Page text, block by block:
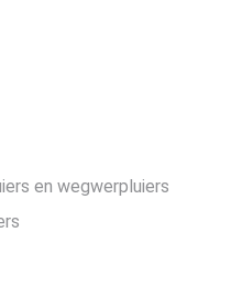
en wegwerpluiers